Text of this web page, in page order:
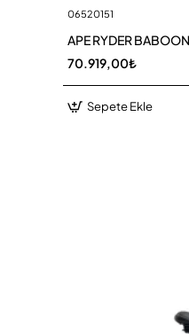
06520151
APE RYDER
70.919,00₺
Sepete Ekle